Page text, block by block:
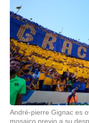
André-pierre Gignac es
mosaico previo a su